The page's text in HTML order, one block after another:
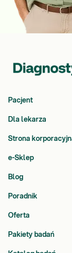
Pacjent
Dla lekarza
Strona
e-Sklep
Blog
Poradnik
Oferta
Pakiety badań